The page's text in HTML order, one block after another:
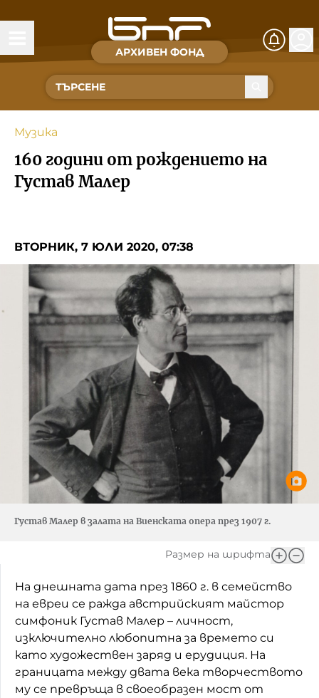
АРХИВЕН ФОНД
Времена и хора
Култура
Музика
Спорт
Съвет за електронни медии
БНР
БНР Новини
Детското.БНР
Музика
160 години от рождението на
Густав Малер
ВТОРНИК, 7 ЮЛИ 2020, 07:38
Густав Малер в залата на Виенската опера през 1907 г.
Размер на шрифта
На днешната дата през 1860 г. в семейство
на евреи се ражда австрийският майстор
симфоник Густав Малер – личност,
изключително любопитна за времето си
като художествен заряд и ерудиция. На
границата между двата века творчеството
му се превръща в своеобразен мост от